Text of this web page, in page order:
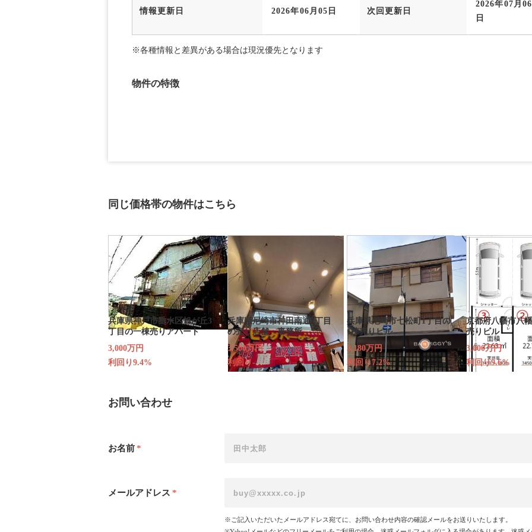
情報更新日 2026年06月05日 次回更新日
2026年07月06
日
※各種情報と差異がある場合は現況優先となります
物件の特徴
同じ価格帯の物件はこちら
兵庫県神戸市垂水区旭が丘3
丁目の一棟売りアパート
3,000万円
利回り9.4%
兵庫県尼崎市神田南通3丁目
の売り店舗・事務所
3,500万円
利回り-
兵庫県尼崎市七松町1丁目の
1棟売りビル
3,180万円
利回り7.2%
京都府八幡市八
売りビル
3,000万円
利回り9.6%
お問い合わせ
お名前*
メールアドレス *
※ご記入いただいたメールアドレス宛てに、お問い合わせ内容の確認メールをお送りいたします。